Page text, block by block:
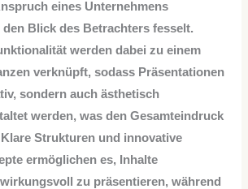
eines Unternehmens
Blick des Betrachters fesselt.
werden dabei zu einem
verknüpft, sodass Präsentationen
sondern auch ästhetisch
werden, was den Gesamteindruck
Strukturen und innovative
ermöglichen es, Inhalte
zu präsentieren, während